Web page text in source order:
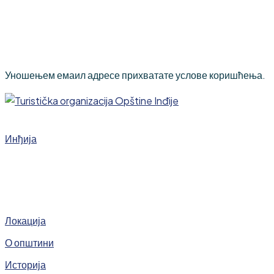
Уношењем емаил адресе прихватате услове коришћења.
Инђија
Локација
О општини
Историја